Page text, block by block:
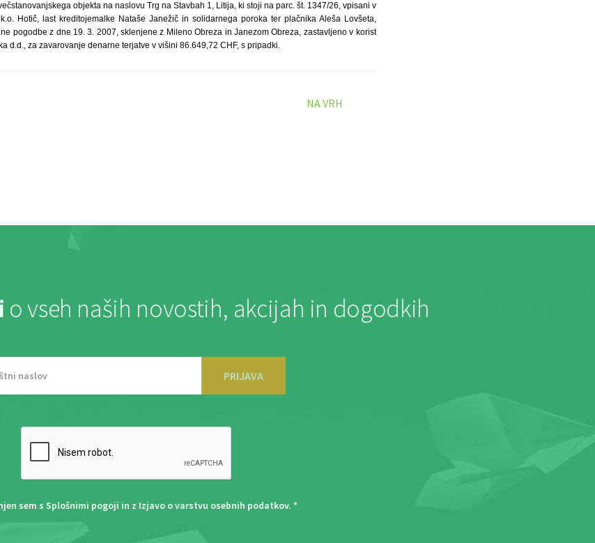
objekta na naslovu Trg na Stavbah 1, Litija, ki stoji na parc. št. 1347/26, vpisani v
Hotič, last kreditojemalke Nataše Janežič in solidarnega poroka ter plačnika Aleša Lovšeta,
pogodbe z dne 19. 3. 2007, sklenjene z Mileno Obreza in Janezom Obreza, zastavljeno v korist
d.d., za zavarovanje denarne terjatve v višini 86.649,72 CHF, s pripadki.
NA VRH
o vseh naših novostih, akcijah in dogodkih
PRIJAVA
sem s Splošnimi pogoji in z Izjavo o varstvu osebnih podatkov. *